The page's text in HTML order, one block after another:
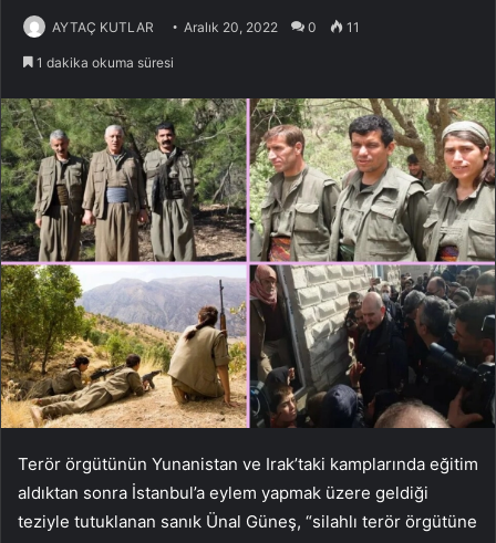
AYTAÇ KUTLAR Aralık 20, 2022 0 11
1 dakika okuma süresi
Terör örgütünün Yunanistan ve Irak’taki kamplarında eğitim
aldıktan sonra İstanbul’a eylem yapmak üzere geldiği
teziyle tutuklanan sanık Ünal Güneş, “silahlı terör örgütüne